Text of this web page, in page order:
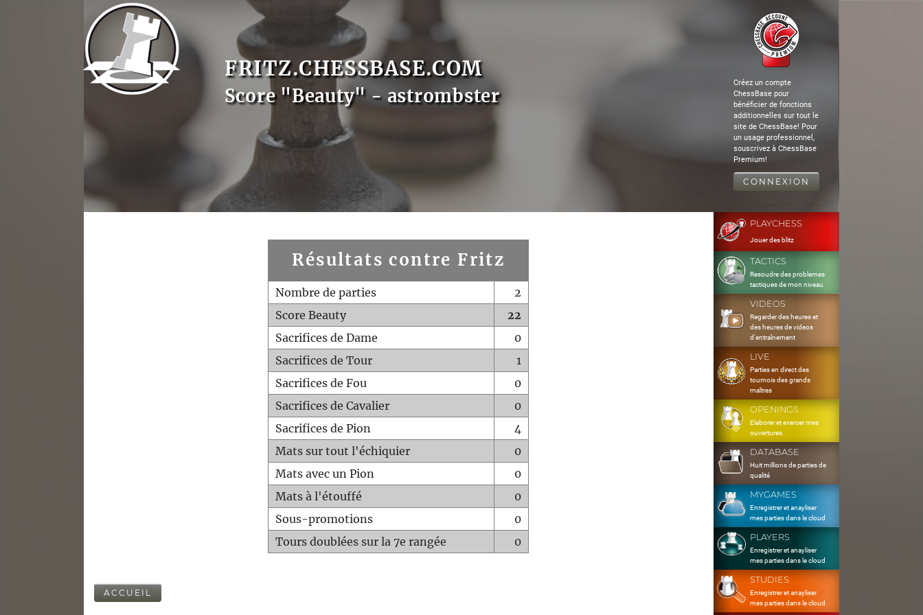
FRITZ.CHESSBASE.COM
Score "Beauty" - astrombster
Créez un compte
ChessBase pour
bénéficier de fonctions
additionnelles sur tout le
site de ChessBase! Pour
un usage professionnel,
souscrivez à ChessBase
Premium!
CONNEXION
Résultats contre Fritz
Nombre de parties
2
Score Beauty
22
Sacrifices de Dame
0
Sacrifices de Tour
1
Sacrifices de Fou
0
Sacrifices de Cavalier
0
Sacrifices de Pion
4
Mats sur tout l'échiquier
0
Mats avec un Pion
0
Mats à l'étouffé
0
Sous-promotions
0
Tours doublées sur la 7e rangée
0
ACCUEIL
PLAYCHESS
Jouer des blitz
TACTICS
Resoudre des problemes
tactiques de mon niveau
VIDEOS
Regarder des heures et
des heures de videos
d'entraînement
LIVE
Parties en direct des
tournois des grands
maîtres
OPENINGS
Elaborer et exercer mes
ouvertures
DATABASE
Huit millions de parties de
qualité
MYGAMES
Enregistrer et anayliser
mes parties dans le cloud
PLAYERS
Enregistrer et anayliser
mes parties dans le cloud
STUDIES
Enregistrer et anayliser
mes parties dans le cloud